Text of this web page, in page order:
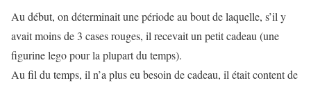
Au début, on déterminait une période au bout de laquelle, s’il y
avait moins de 3 cases rouges, il recevait un petit cadeau (une
figurine lego pour la plupart du temps).
Au fil du temps, il n’a plus eu besoin de cadeau, il était content de